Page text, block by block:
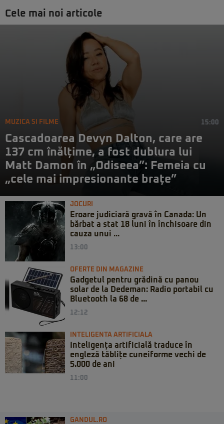
Cele mai noi articole
MUZICA SI FILME 15:00
Cascadoarea Devyn Dalton, care are
137 cm înălțime, a fost dublura lui
Matt Damon în „Odiseea”: Femeia cu
„cele mai impresionante brațe”
JOCURI
Eroare judiciară gravă în Canada: Un
bărbat a stat 18 luni în închisoare din
cauza unui ...
13:00
OFERTE DIN MAGAZINE
Gadgetul pentru grădină cu panou
solar de la Dedeman: Radio portabil cu
Bluetooth la 68 de ...
12:12
INTELIGENTA ARTIFICIALA
Inteligența artificială traduce în
engleză tăblițe cuneiforme vechi de
5.000 de ani
11:00
GANDUL.RO